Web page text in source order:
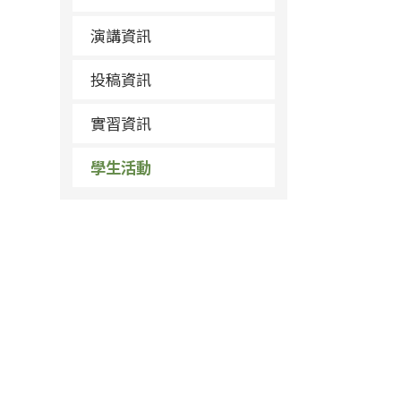
演講資訊
投稿資訊
實習資訊
學生活動